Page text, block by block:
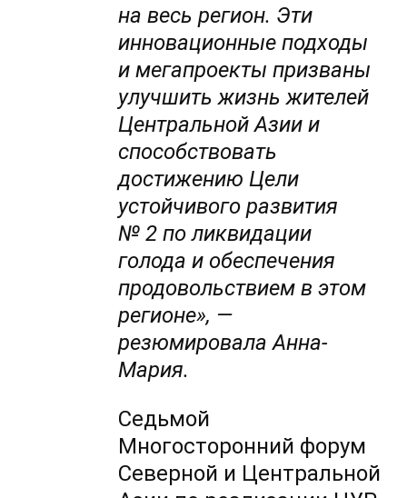
на весь регион. Эти
инновационные подходы
и мегапроекты призваны
улучшить жизнь жителей
Центральной Азии и
способствовать
достижению Цели
устойчивого развития
№ 2 по ликвидации
голода и обеспечения
продовольствием в этом
регионе», —
резюмировалаАнна-
Мария.
Седьмой
Многосторонний форум
Северной и Центральной